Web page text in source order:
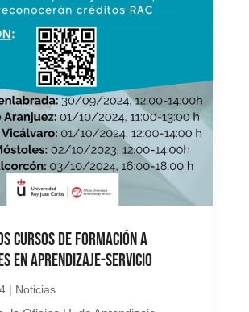
cursos de formación a
en Aprendizaje-Servicio
| Noticias